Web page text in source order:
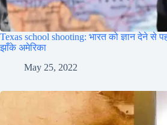
Texas school shooting: भारत को ज्ञान देने से
झाँके अमेरिका
May 25, 2022